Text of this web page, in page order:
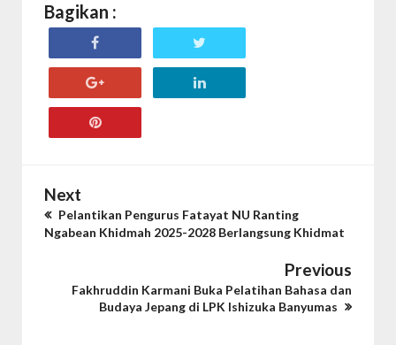
Bagikan :
Next
Pelantikan Pengurus Fatayat NU Ranting
Ngabean Khidmah 2025-2028 Berlangsung Khidmat
Previous
Fakhruddin Karmani Buka Pelatihan Bahasa dan
Budaya Jepang di LPK Ishizuka Banyumas